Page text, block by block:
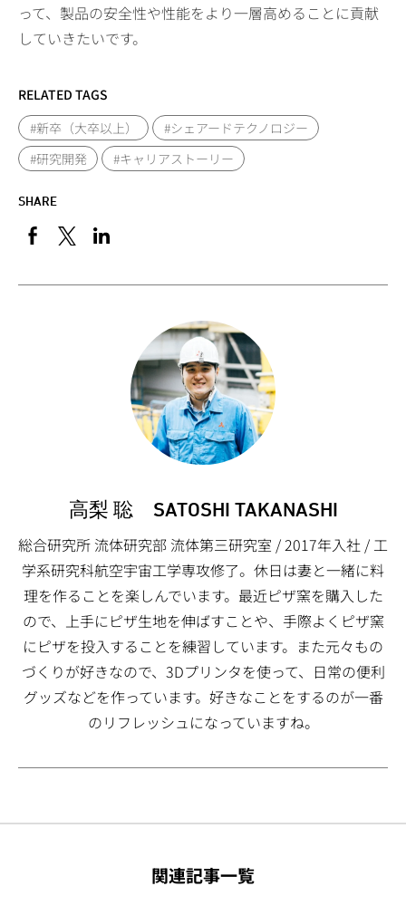
って、製品の安全性や性能をより一層高めることに貢献
していきたいです。
RELATED TAGS
SHARE
#新卒（大卒以上）
#シェアードテクノロジー
#研究開発
#キャリアストーリー
高梨 聡 SATOSHI TAKANASHI
総合研究所 流体研究部 流体第三研究室 / 2017年入社 / 工
学系研究科航空宇宙工学専攻修了。休日は妻と一緒に料
理を作ることを楽しんでいます。最近ピザ窯を購入した
ので、上手にピザ生地を伸ばすことや、手際よくピザ窯
にピザを投入することを練習しています。また元々もの
づくりが好きなので、3Dプリンタを使って、日常の便利
グッズなどを作っています。好きなことをするのが一番
のリフレッシュになっていますね。
関連記事一覧